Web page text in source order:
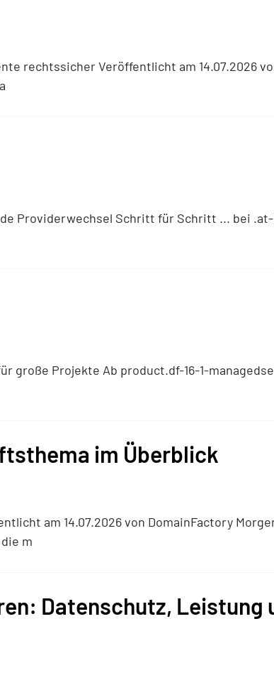
rechtssicher Veröffentlicht am 14.07.2026
Providerwechsel Schritt für Schritt ... bei
große Projekte Ab product.df-16-1-
im Überblick
am 14.07.2026 von DomainFactory
m
Datenschutz, Leistung